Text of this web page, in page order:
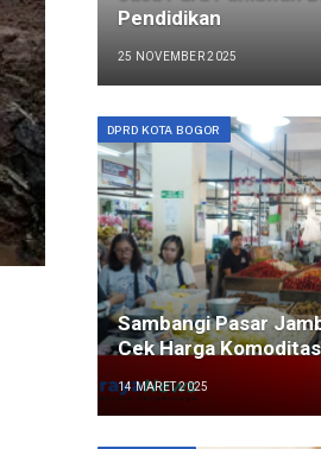
Pendidikan
25 NOVEMBER 2025
DPRD KOTA BOGOR
Sambangi Pasar
Cek Harga
14 MARET 2025